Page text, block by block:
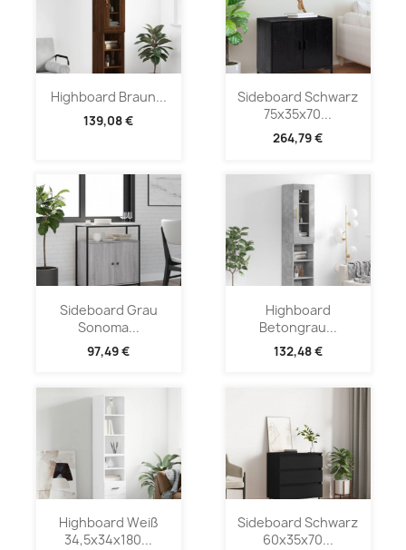
Highboard Braun...
139,08 €
Sideboard Schwarz
75x35x70...
264,79 €
Sideboard Grau
Sonoma...
97,49 €
Highboard
Betongrau...
132,48 €
Highboard Weiß
34,5x34x180...
Sideboard Schwarz
60x35x70...